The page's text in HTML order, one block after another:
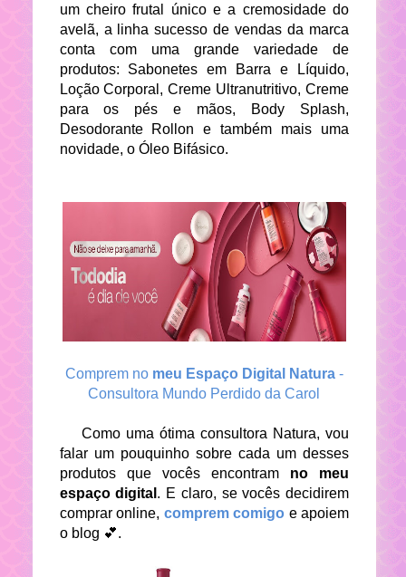
um cheiro frutal único e a cremosidade do
avelã, a linha sucesso de vendas da marca
conta com uma grande variedade de
produtos: Sabonetes em Barra e Líquido,
Loção Corporal, Creme Ultranutritivo, Creme
para os pés e mãos, Body Splash,
Desodorante Rollon e também mais uma
novidade, o Óleo Bifásico.
Comprem no meu Espaço Digital Natura-
Consultora Mundo Perdido da Carol
Como uma ótima consultora Natura, vou
falar um pouquinho sobre cada um desses
produtos que vocês encontram no meu
espaço digital . E claro, se vocês decidirem
comprar online, comprem comigo e apoiem
o blog 💕.